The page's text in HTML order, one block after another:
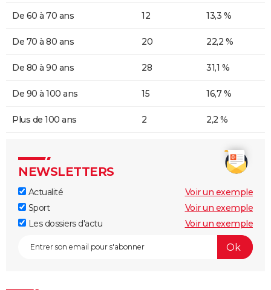
De 60 à 70 ans 12 13,3 %
De 70 à 80 ans 20 22,2 %
De 80 à 90 ans 28 31,1 %
De 90 à 100 ans 15 16,7 %
Plus de 100 ans 2 2,2 %
NEWSLETTERS
Actualité
Voir un exemple
Sport
Voir un exemple
Les dossiers d'actu
Voir un exemple